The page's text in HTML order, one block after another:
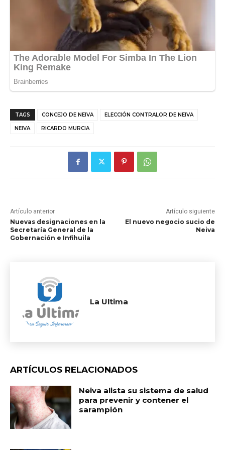
TAGS CONCEJO DE NEIVA ELECCIÓN CONTRALOR DE NEIVA
NEIVA RICARDO MURCIA
Artículo anterior
Nuevas designaciones en la
Secretaría General de la
Gobernación e Infihuila
Artículo siguiente
El nuevo negocio sucio de
Neiva
La Ultima
ARTÍCULOS RELACIONADOS
Neiva alista su sistema de salud
para prevenir y contener el
sarampión